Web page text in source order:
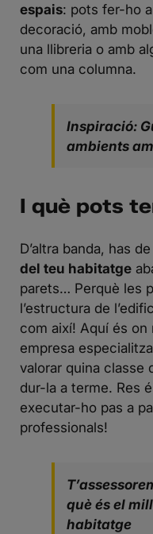
espais: pots fer-ho
decoració, amb
una llibreria o amb
com una columna.
Inspiració:
ambients
I què pots
D’altra banda, has
del teu habitatge
parets… Perquè les
l’estructura de
com així! Aquí és on
empresa
valorar quina classe
dur-la a terme. Res
executar-ho pas a
professionals!
què és el
habitatge